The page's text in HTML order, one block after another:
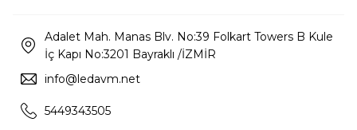
Adalet Mah. Manas Blv. No:39 Folkart Towers B Kule
İç Kapı No:3201 Bayraklı /İZMİR
info@ledavm.net
5449343505